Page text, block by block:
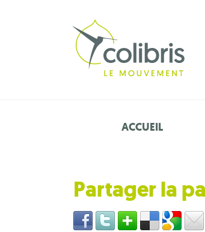
ACCUEIL
Partager la